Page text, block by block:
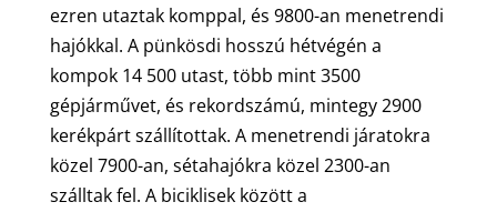
ezren utaztak komppal, és 9800-an menetrendi
hajókkal. A pünkösdi hosszú hétvégén a
kompok 14 500 utast, több mint 3500
gépjárművet, és rekordszámú, mintegy 2900
kerékpárt szállítottak. A menetrendi járatokra
közel 7900-an, sétahajókra közel 2300-an
szálltak fel. A biciklisek között a